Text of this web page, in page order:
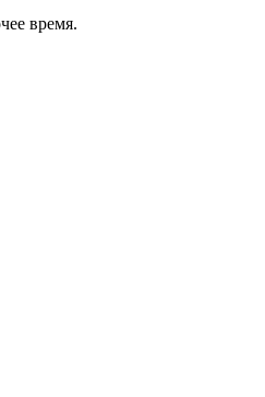
время.